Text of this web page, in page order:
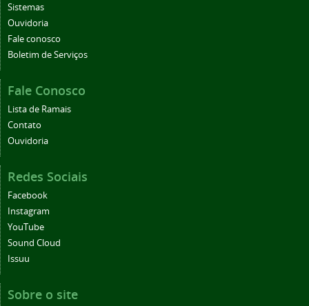
Sistemas
Ouvidoria
Fale conosco
Boletim de Serviços
Fale Conosco
Lista de Ramais
Contato
Ouvidoria
Redes Sociais
Facebook
Instagram
YouTube
Sound Cloud
Issuu
Sobre o site